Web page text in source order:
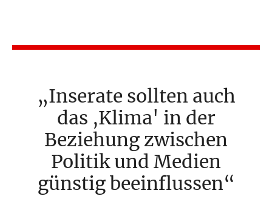
Inserate sollten auch
das ,Klima' in der
Beziehung zwischen
Politik und Medien
günstig beeinflussen